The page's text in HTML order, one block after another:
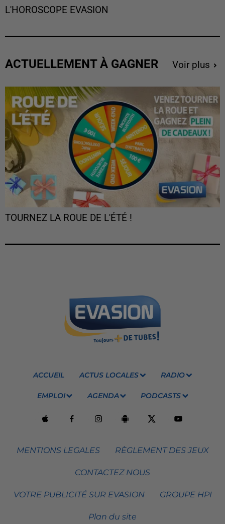
L'HOROSCOPE EVASION
ACTUELLEMENT À GAGNER Voir plus
TOURNEZ LA ROUE DE L'ÉTÉ !
ACCUEIL ACTUS LOCALES RADIO
EMPLOI AGENDA PODCASTS
MENTIONS LEGALES RÈGLEMENT DES JEUX
CONTACTEZ NOUS
VOTRE PUBLICITÉ SUR EVASION GROUPE HPI
Plan du site